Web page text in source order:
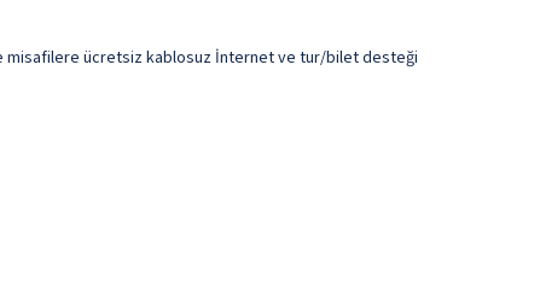
misafilere ücretsiz kablosuz İnternet ve tur/bilet desteği